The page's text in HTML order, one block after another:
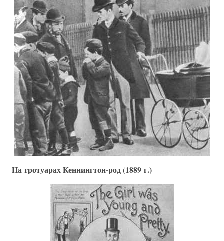
На тротуарах Кеннингтон-род (1889 г.)